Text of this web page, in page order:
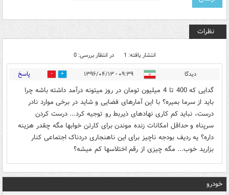
نظرات
انتشار یافته: 1 در انتظار بررسی: 0
دیدگا ۰۹:۳۹ - ۱۳۹۶/۰۴/۱۳ 1 پاسخ
گدایی که 400 تا 4 میلیون تومان در روز میتونه درآمد داشته باشه چرا
باید از سرما بمیره؟ با این آمارهای فضایی و شاید در برخی موارد نادر
درست، نباید کم کاری نهادهای ذیربط رو توجیه کرد... درست کردن
سرپناه و حداقل امکانات زنده موندن برای کارتن خوابها مگه چقدر هزینه
داره؟ یه ردیف بودجه ناچیز برای این ناهنجاری دردناک اجتماعی کنار
بزارید خوب... مگه چیزی از رقم اختلاسها کم میشه؟
خودرو